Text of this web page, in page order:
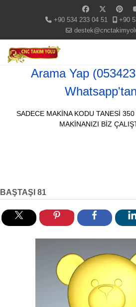
+90 534 233 04 51
+90
Arama Yap
SADECE MAKİNA KODU TANESİ
MAKİNANIZI BİZ
BAŞTAŞI 81